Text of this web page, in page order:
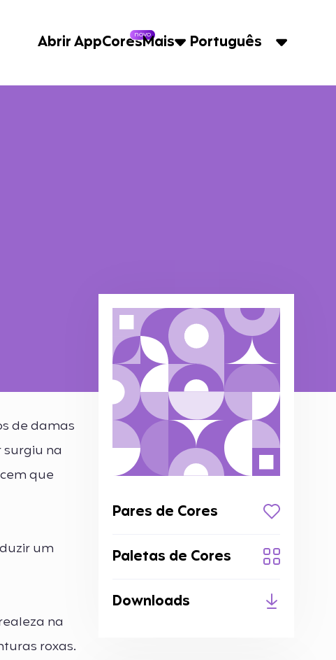
Abrir AppCoresnovoMais Português
de damas
na
que
um
na
roxas.
Pares de Cores
Paletas de Cores
Downloads